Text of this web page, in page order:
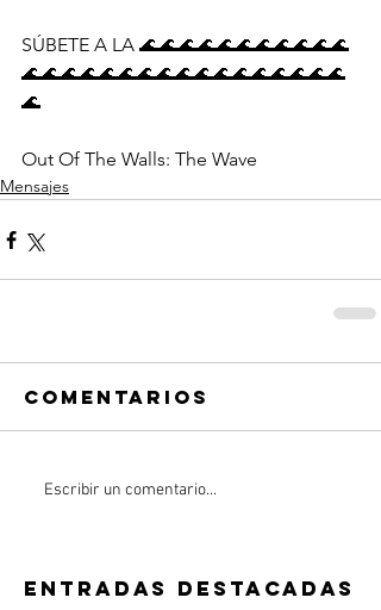
SÚBETE A LA 🌊🌊🌊🌊🌊🌊🌊🌊🌊🌊🌊
🌊🌊🌊🌊🌊🌊🌊🌊🌊🌊🌊🌊🌊🌊🌊🌊🌊
🌊
Out Of The Walls: The Wave
Mensajes
Comentarios
Escribir un comentario...
Entradas destacadas